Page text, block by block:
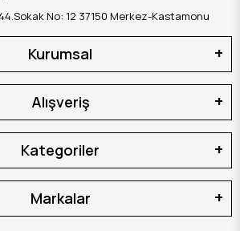
No: 12 37150 Merkez-Kastamonu
Kurumsal
Alışveriş
Kategoriler
Markalar